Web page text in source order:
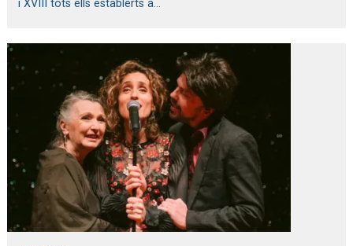
i XVIII tots ells establerts a...